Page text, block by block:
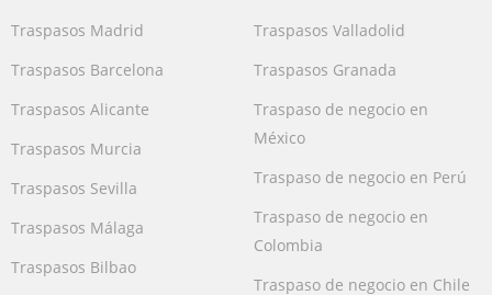
Traspasos Madrid
Traspasos Barcelona
Traspasos Alicante
Traspasos Murcia
Traspasos Sevilla
Traspasos Málaga
Traspasos Bilbao
Traspasos Valladolid
Traspasos Granada
Traspaso de negocio en
México
Traspaso de negocio en Perú
Traspaso de negocio en
Colombia
Traspaso de negocio en Chile